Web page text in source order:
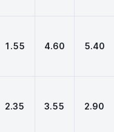
1.55 4.60 5.40
2.35 3.55 2.90